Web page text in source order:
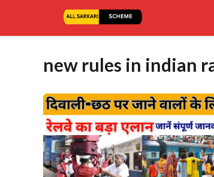
content
new rules in indian